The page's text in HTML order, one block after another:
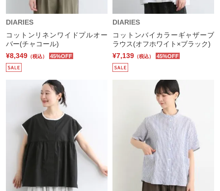
DIARIES
コットンリネンワイドプルオー
バー(チャコール)
¥8,349 （税込） 45%OFF
DIARIES
コットンバイカラーギャザーブ
ラウス(オフホワイト×ブラック)
¥7,139 （税込） 45%OFF